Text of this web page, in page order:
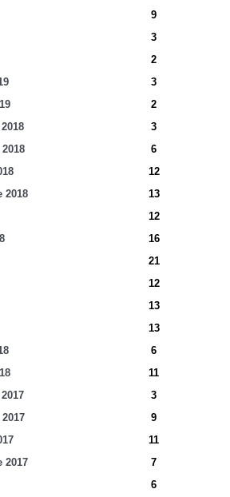
9
3
2
3
2
3
6
12
2018
13
12
16
21
12
13
13
6
11
3
9
11
2017
7
6